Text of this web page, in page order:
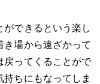
ができるという楽し
き場から遠ざかって
戻ってくることがで
ちにもなってしま